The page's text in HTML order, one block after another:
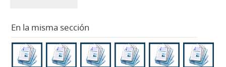
En la misma sección